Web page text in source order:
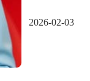
2026-02-03